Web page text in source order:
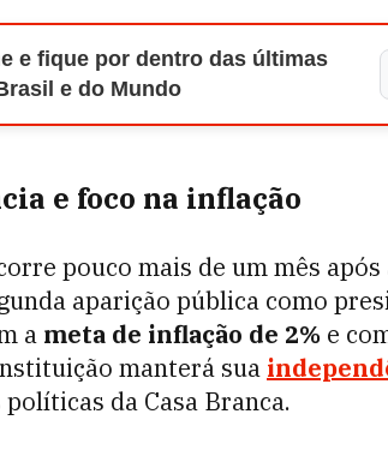
e fique por dentro das últimas
e do Mundo
e foco na inflação
pouco mais de um mês após
aparição pública como
a meta de inflação de 2% e
manterá sua
da Casa Branca.